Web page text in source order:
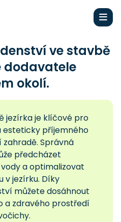
ve stavbě
dodavatele
okolí.
jezírka je klíčové pro
příjemného
Správná
předcházet
a optimalizovat
v jezírku. Díky
můžete dosáhnout
a zdravého prostředí